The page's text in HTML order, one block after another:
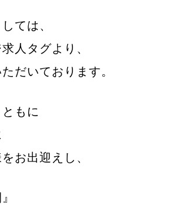
ては、
人タグより、
だいております。
もに
お出迎えし、